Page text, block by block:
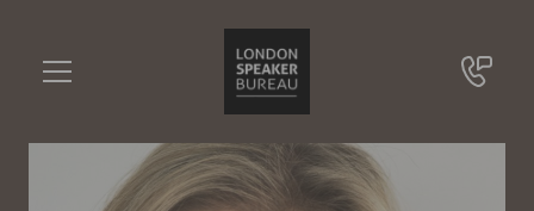
Zanny Minton Beddoes
Chefredakteurin The Economist •••
Sie haben Fragen?
+49 721 9209 8228